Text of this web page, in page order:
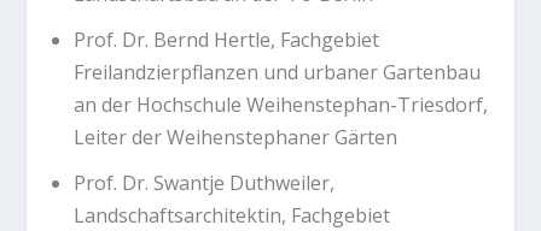
Prof. Dr. Bernd Hertle, Fachgebiet
Freilandzierpflanzen und urbaner Gartenbau
an der Hochschule Weihenstephan-Triesdorf,
Leiter der Weihenstephaner Gärten
Prof. Dr. Swantje Duthweiler,
Landschaftsarchitektin, Fachgebiet